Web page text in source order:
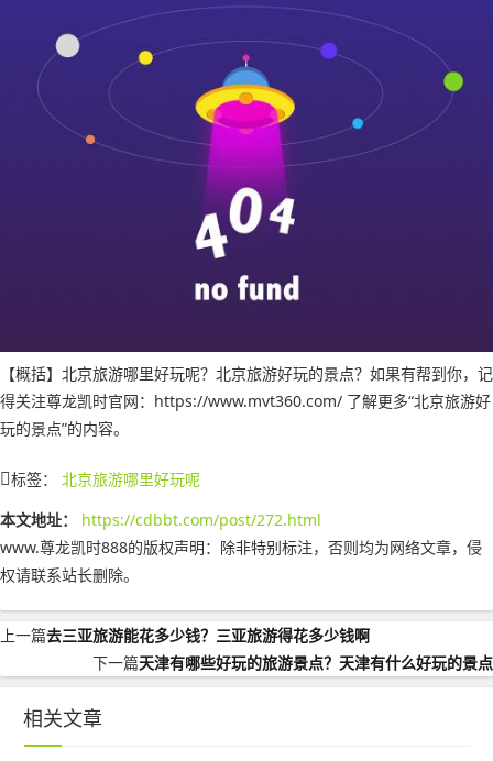
【概括】北京旅游哪里好玩呢？北京旅游好玩的景点？如果有帮到你，记
得关注尊龙凯时官网：https://www.mvt360.com/ 了解更多“北京旅游好
玩的景点”的内容。
标签： 北京旅游哪里好玩呢
本文地址：
https://cdbbt.com/post/272.html
www.尊龙凯时888的版权声明： 除非特别标注，否则均为网络文章，侵
权请联系站长删除。
上一篇去三亚旅游能花多少钱？三亚旅游得花多少钱啊
下一篇天津有哪些好玩的旅游景点？天津有什么好玩的景点
相关文章